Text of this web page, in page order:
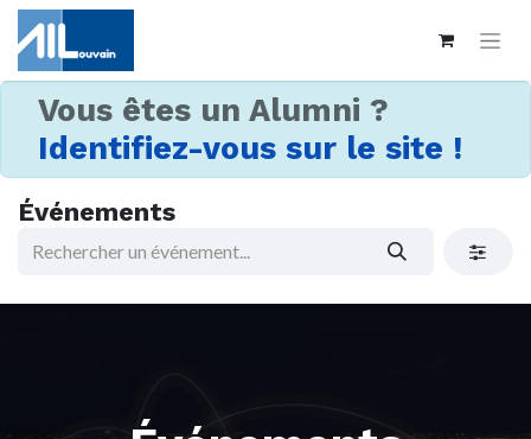
Vous êtes un Alumni ?
Identifiez-vous sur le site !
Événements